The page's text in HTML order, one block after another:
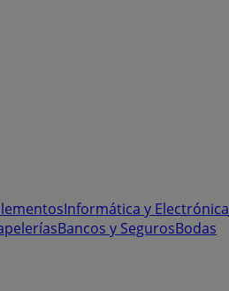
Informática y Electrónica
Bancos y SegurosBodas